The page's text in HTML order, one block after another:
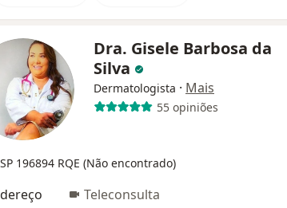
Dra. Gisele Barbosa da
Silva
Dermatologista · Mais
55 opiniões
196894 RQE (Não encontrado)
Teleconsulta